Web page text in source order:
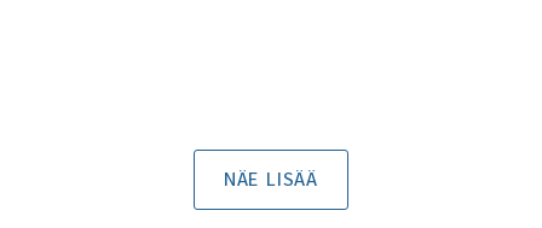
NÄE LISÄÄ